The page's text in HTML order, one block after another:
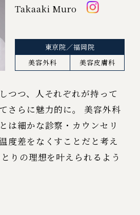
東京院／福岡院
美容外科
美容皮膚科
Takaaki Muro
つつ、人それぞれが持って
さらに魅力的に。​
美容外科
は細かな診察・カウンセリ
度差を​なくすことだと考え
りの理想を叶えられるよう